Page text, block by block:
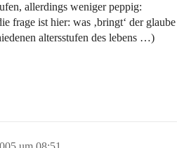
allerdings weniger peppig:
frage ist hier: was ‚bringt‘ der glaube
altersstufen des lebens …)